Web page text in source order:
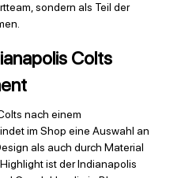
sondern als Teil der
Colts
nach einem
im Shop eine Auswahl an
als auch durch Material
ist der Indianapolis